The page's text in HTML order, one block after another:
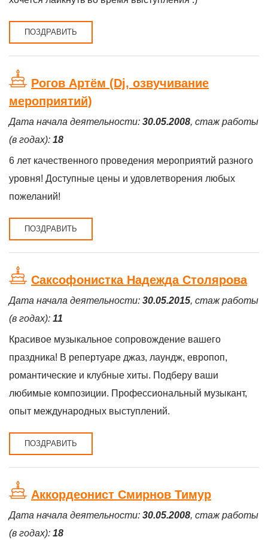
ПОЗДРАВИТЬ
Рогов Артём (Dj, озвучивание
мероприятий)
Дата начала деятельности: 30.05.2008, стаж работы
(в годах): 18
6 лет качественного проведения мероприятий разного
уровня! Доступные цены и удовлетворения любых
пожеланий!
ПОЗДРАВИТЬ
Саксофонистка Надежда Столярова
Дата начала деятельности: 30.05.2015, стаж работы
(в годах): 11
Красивое музыкальное сопровождение вашего
праздника! В репертуаре джаз, лаундж, европоп,
романтические и клубные хиты. Подберу ваши
любимые композиции. Профессиональный музыкант,
опыт международных выступлений.
ПОЗДРАВИТЬ
Аккордеонист Смирнов Тимур
Дата начала деятельности: 30.05.2008, стаж работы
(в годах): 18